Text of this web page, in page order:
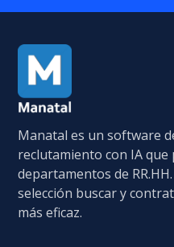
Manatal es un software
reclutamiento con IA que
departamentos de
selección buscar y
más eficaz.